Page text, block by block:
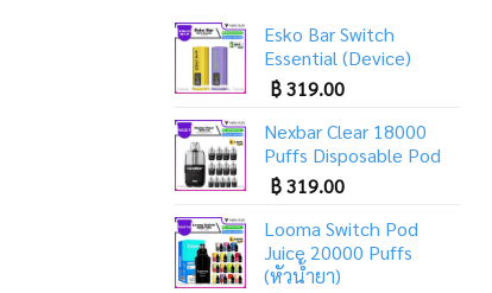
Esko Bar Switch
Essential (Device)
฿319.00
Nexbar Clear 18000
Puffs Disposable Pod
฿319.00
Looma Switch Pod
Juice 20000 Puffs
(หัวน้ำยา)